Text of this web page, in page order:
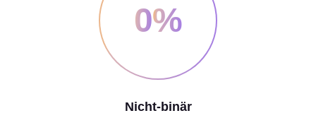
0%
Nicht-binär